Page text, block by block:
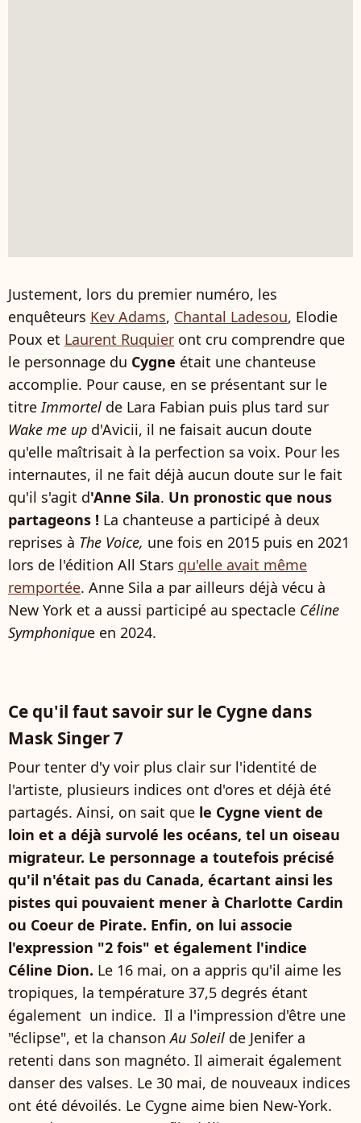
Justement, lors du premier numéro, les
enquêteurs Kev Adams, Chantal Ladesou, Elodie
Poux et Laurent Ruquier ont cru comprendre que
le personnage du Cygne était une chanteuse
accomplie. Pour cause, en se présentant sur le
titreImmortel de Lara Fabian puis plus tard sur
Wake me up d'Avicii, il ne faisait aucun doute
qu'elle maîtrisait à la perfection sa voix. Pour les
internautes, il ne fait déjà aucun doute sur le fait
qu'il s'agit d'Anne Sila. Un pronostic que nous
partageons ! La chanteuse a participé à deux
reprises à The Voice, une fois en 2015 puis en 2021
lors de l'édition All Stars qu'elle avait même
remportée. Anne Sila a par ailleurs déjà vécu à
New York et a aussi participé au spectacle Céline
Symphonique en 2024.
Ce qu'il faut savoir sur le Cygne dans
Mask Singer 7
Pour tenter d'y voir plus clair sur l'identité de
l'artiste, plusieurs indices ont d'ores et déjà été
partagés. Ainsi, on sait que le Cygne vient de
loin et a déjà survolé les océans, tel un oiseau
migrateur. Le personnage a toutefois précisé
qu'il n'était pas du Canada, écartant ainsi les
pistes qui pouvaient mener à Charlotte Cardin
ou Coeur de Pirate. Enfin, on lui associe
l'expression "2 fois" et également l'indice
Céline Dion. Le 16 mai, on a appris qu'il aime les
tropiques, la température 37,5 degrés étant
également un indice. Il a l'impression d'être une
"éclipse", et la chansonAu Soleil de Jenifer a
retenti dans son magnéto. Il aimerait également
danser des valses. Le 30 mai, de nouveaux indices
ont été dévoilés. Le Cygne aime bien New-York.